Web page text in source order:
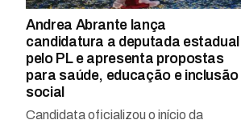
Andrea Abrante lança
candidatura a deputada estadual
pelo PL e apresenta propostas
para saúde, educação e inclusão
social
Candidata oficializou o início da